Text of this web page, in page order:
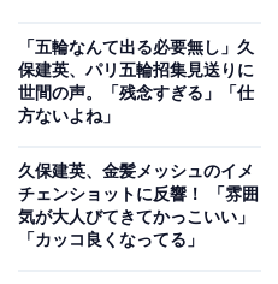
「五輪なんて出る必要無し」久
保建英、パリ五輪招集見送りに
世間の声。「残念すぎる」「仕
方ないよね」
久保建英、金髪メッシュのイメ
チェンショットに反響！ 「雰囲
気が大人びてきてかっこいい」
「カッコ良くなってる」